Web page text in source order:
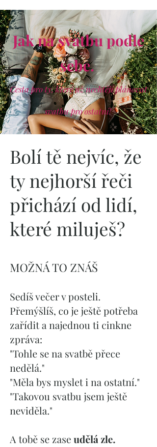
Jak na svatbu podle
sebe.
Cesta pro ty, které už nechtějí plánovat
svatbu pro ostatní!
Bolí tě nejvíc, že
ty nejhorší řeči
přichází od lidí,
které miluješ?
MOŽNÁ TO ZNÁŠ
Sedíš večer v posteli.
Přemýšlíš, co je ještě potřeba
zařídit a najednou ti cinkne
zpráva:
"Tohle se na svatbě přece
nedělá."
"Měla bys myslet i na ostatní."
"Takovou svatbu jsem ještě
neviděla."
A tobě se zaseudělá zle.